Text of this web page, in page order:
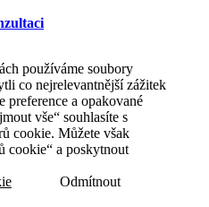
používáme soubory
co nejrelevantnější zážitek
preference a opakované
vše“ souhlasíte s
cookie. Můžete však
cookie“ a poskytnout
Odmítnout